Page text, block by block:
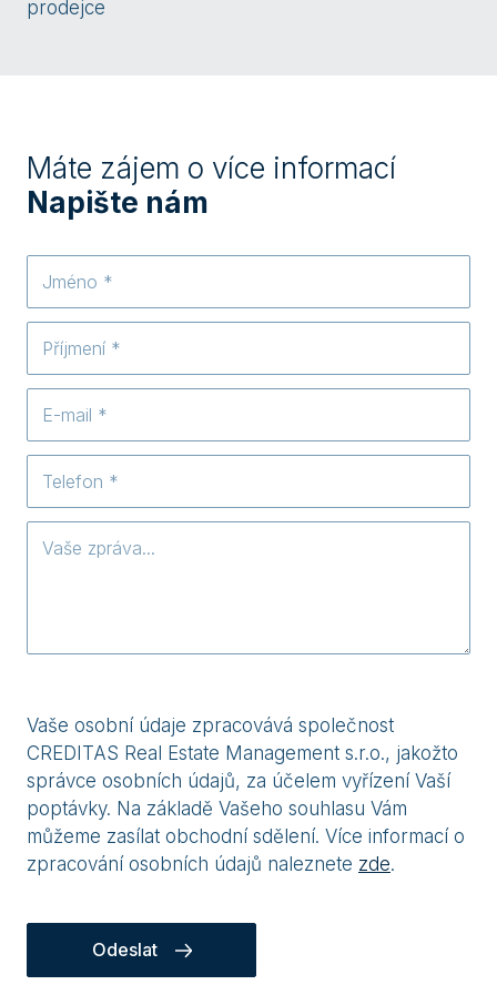
prodejce
Máte zájem o více informací
Napište nám
Vaše osobní údaje zpracovává společnost
CREDITAS Real Estate Management s.r.o., jakožto
správce osobních údajů, za účelem vyřízení Vaší
poptávky. Na základě Vašeho souhlasu Vám
můžeme zasílat obchodní sdělení. Více informací o
zpracování osobních údajů naleznete zde.
Odeslat